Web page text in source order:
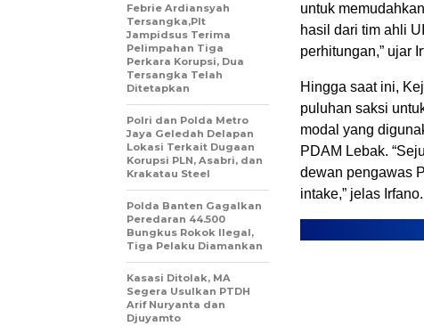
untuk
hasil dari tim ahli
perhitungan,” ujar
Hingga saat ini,
puluhan saksi
modal yang
PDAM Lebak.
dewan pengawas
intake,” jelas Irfano.
Febrie Ardiansyah
Tersangka,Plt
Jampidsus Terima
Pelimpahan Tiga
Perkara Korupsi, Dua
Tersangka Telah
Ditetapkan
Polri dan Polda Metro
Jaya Geledah Delapan
Lokasi Terkait Dugaan
Korupsi PLN, Asabri, dan
Krakatau Steel
Polda Banten Gagalkan
Peredaran 44.500
Bungkus Rokok Ilegal,
Tiga Pelaku Diamankan
Kasasi Ditolak, MA
Segera Usulkan PTDH
Arif Nuryanta dan
Djuyamto